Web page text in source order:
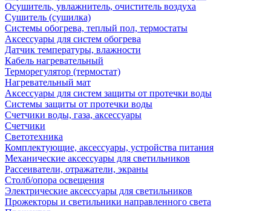
Осушитель, увлажнитель, очиститель воздуха
Сушитель (сушилка)
Системы обогрева, теплый пол, термостаты
Аксессуары для систем обогрева
Датчик температуры, влажности
Кабель нагревательный
Терморегулятор (термостат)
Нагревательный мат
Аксессуары для систем защиты от протечки воды
Системы защиты от протечки воды
Счетчики воды, газа, аксессуары
Счетчики
Светотехника
Комплектующие, аксессуары, устройства питания
Механические аксессуары для светильников
Рассеиватели, отражатели, экраны
Столб/опора освещения
Электрические аксессуары для светильников
Прожекторы и светильники направленного света